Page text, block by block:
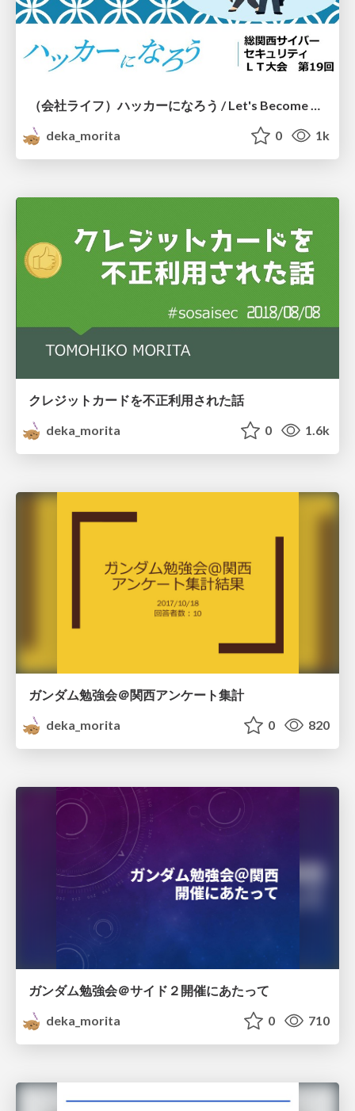
deka_morita
0 1k
クレジットカードを不正利用された話
deka_morita
0 1.6k
ガンダム勉強会＠関西アンケート集計
deka_morita
0 820
ガンダム勉強会＠サイド２開催にあたって
deka_morita
0 710